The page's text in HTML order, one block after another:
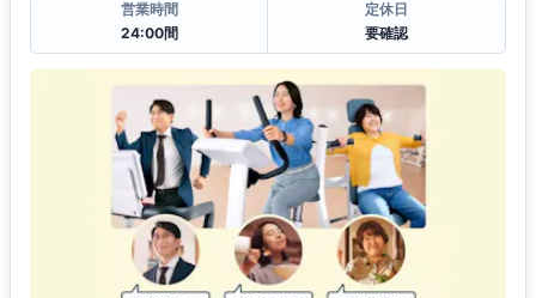
営業時間
24:00間
定休日
要確認